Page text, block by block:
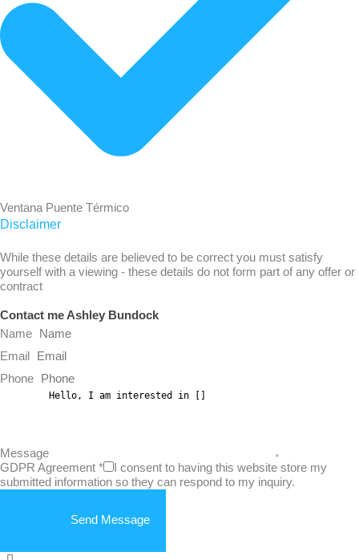
Ventana Puente Térmico
Disclaimer
While these details are believed to be correct you must satisfy
yourself with a viewing - these details do not form part of any offer or
contract
Contact me Ashley Bundock
Name
Email
Phone
Message
GDPR Agreement *
I consent to having this website store my
submitted information so they can respond to my inquiry.
Send Message